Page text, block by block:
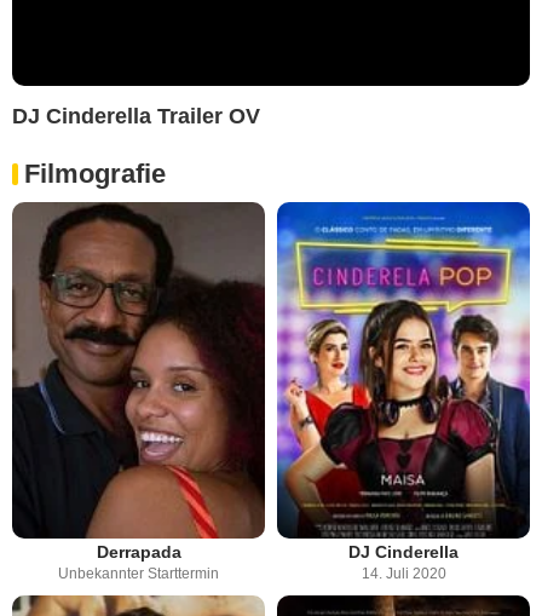
DJ Cinderella Trailer OV
Filmografie
Derrapada
Unbekannter Starttermin
DJ Cinderella
14. Juli 2020